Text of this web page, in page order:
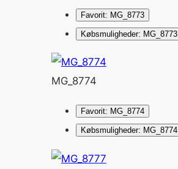
Favorit: MG_8773
Købsmuligheder: MG_8773
MG_8774
Favorit: MG_8774
Købsmuligheder: MG_8774